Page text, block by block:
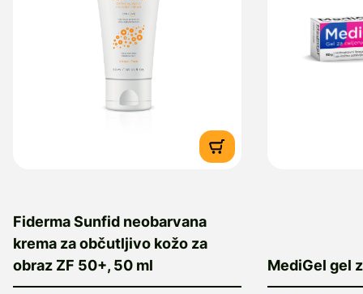
Fiderma Sunfid neobarvana
krema za občutljivo kožo za
obraz ZF 50+, 50 ml
MediGel gel